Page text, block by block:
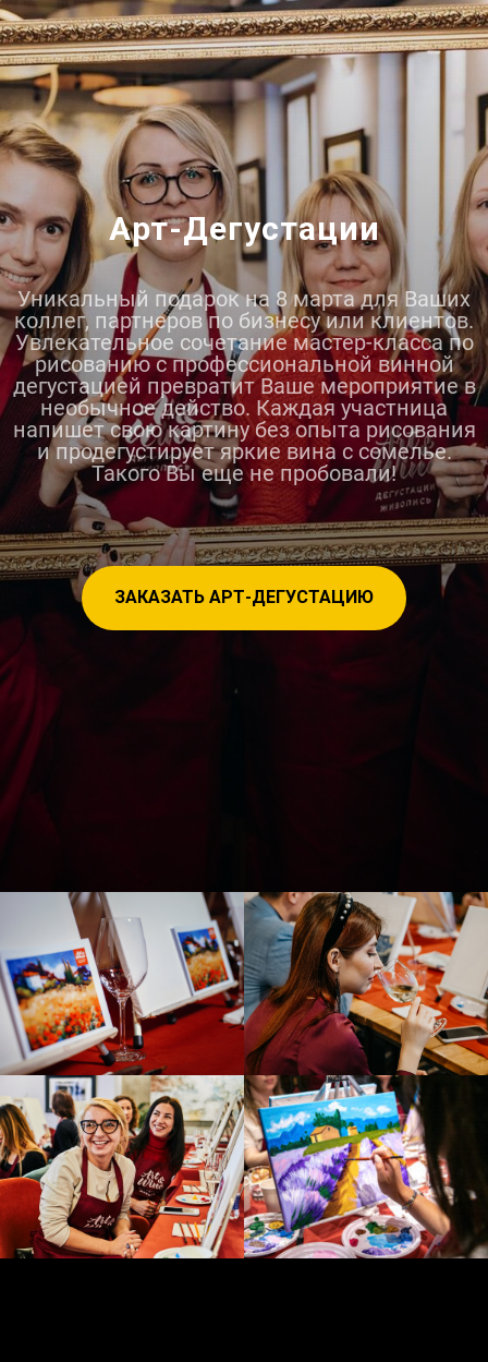
Арт-Дегустации
Уникальный подарок на 8 марта для Ваших
коллег, партнеров по бизнесу или клиентов.
Увлекательное сочетание мастер-класса по
рисованию с профессиональной винной
дегустацией превратит Ваше мероприятие в
необычное действо. Каждая участница
напишет свою картину без опыта рисования
и продегустирует яркие вина с сомелье.
Такого Вы еще не пробовали!
ЗАКАЗАТЬ АРТ-ДЕГУСТАЦИЮ